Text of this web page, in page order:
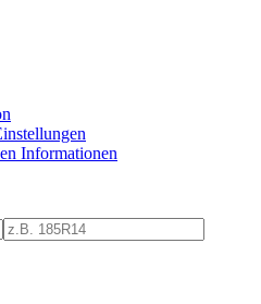
Informationen